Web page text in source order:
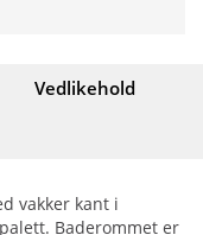
Vedlikehold
vakker kant i
Baderommet er